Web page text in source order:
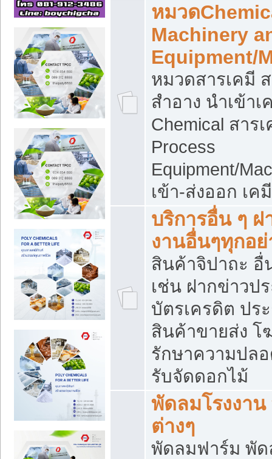
หมวด
Machinery
Equipment/
หมวดสารเคมี
สำอาง นำเข้
Chemical สาร
Process
Equipment/
เข้า-ส่งออก เ
บริการอื่น ๆ
งานอื่นๆทุกอ
สินค้าจิปาถะ อื่
เช่น ฝากข่าวป
บัตรเครดิต ปร
สินค้าขายส่ง
รักษาความปล
รับจัดดอกไม้
พัดลมโรงงา
ต่างๆ
พัดลมฟาร์ม พัด